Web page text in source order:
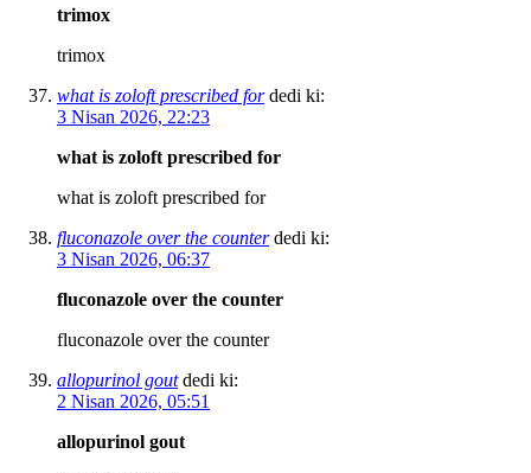
trimox
trimox
what is zoloft prescribed for dedi ki:
3 Nisan 2026, 22:23
what is zoloft prescribed for
what is zoloft prescribed for
fluconazole over the counter dedi ki:
3 Nisan 2026, 06:37
fluconazole over the counter
fluconazole over the counter
allopurinol gout dedi ki:
2 Nisan 2026, 05:51
allopurinol gout